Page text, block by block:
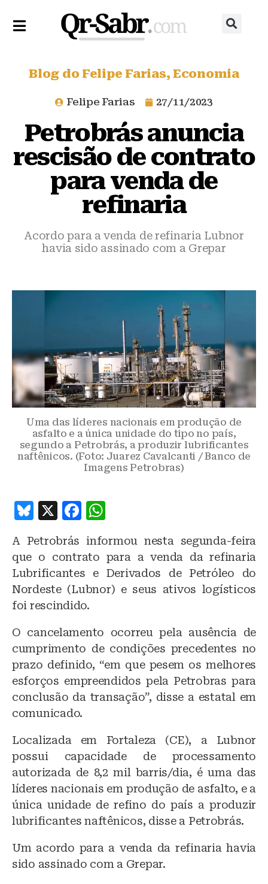
Blog do Felipe Farias, Economia
Felipe Farias 27/11/2023
Petrobrás anuncia
rescisão de contrato
para venda de
refinaria
Acordo para a venda de refinaria Lubnor
havia sido assinado com a Grepar
Uma das líderes nacionais em produção de
asfalto e a única unidade do tipo no país,
segundo a Petrobrás, a produzir lubrificantes
naftênicos. (Foto: Juarez Cavalcanti / Banco de
Imagens Petrobras)
B
e
s
k
y
X
F
c
e
b
o
o
k
at
s
A
p
A Petrobrás informou nesta segunda-feira
que o contrato para a venda da refinaria
Lubrificantes e Derivados de Petróleo do
Nordeste (Lubnor) e seus ativos logísticos
foi rescindido.
O cancelamento ocorreu pela ausência de
cumprimento de condições precedentes no
prazo definido, “em que pesem os melhores
esforços empreendidos pela Petrobras para
conclusão da transação”, disse a estatal em
comunicado.
Localizada em Fortaleza (CE), a Lubnor
possui capacidade de processamento
autorizada de 8,2 mil barris/dia, é uma das
líderes nacionais em produção de asfalto, e a
única unidade de refino do país a produzir
lubrificantes naftênicos, disse a Petrobrás.
Um acordo para a venda da refinaria havia
sido assinado com a Grepar.